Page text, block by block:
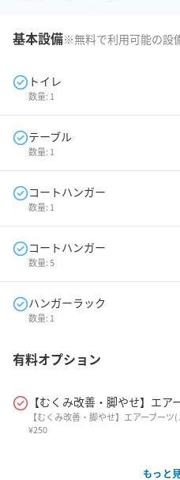
基本設備※無料で利用可能の設
トイレ
数量: 1
テーブル
数量: 1
コートハンガー
数量: 1
コートハンガー
数量:5
ハンガーラック
数量: 1
有料オプション
【むくみ改善・脚やせ】エア
【むくみ改善・脚やせ】エアーブーツ
¥250
もっと